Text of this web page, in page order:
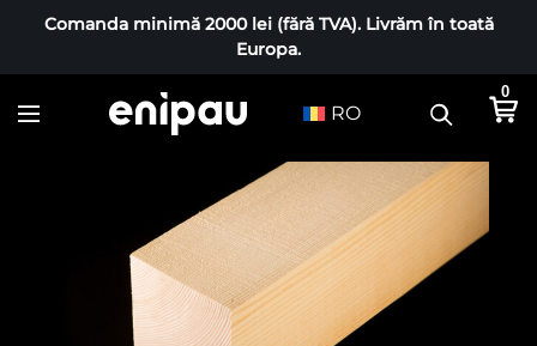
Comanda minimă 2000 lei (fără TVA). Livrăm în toată
Europa.
RO
0